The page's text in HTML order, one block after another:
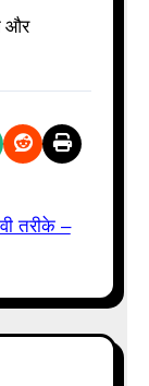
और
तरीके –